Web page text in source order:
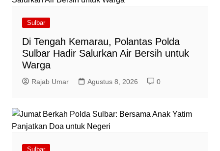
Sulbar
Di Tengah Kemarau, Polantas Polda
Sulbar Hadir Salurkan Air Bersih untuk
Warga
Rajab Umar Agustus 8, 2026 0
Sulbar